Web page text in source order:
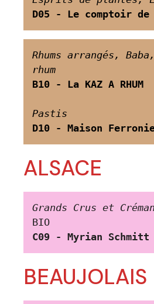
D05 -
Le comptoir
Rhums arrangés,
rhum
B10 -
La KAZ A RHUM
Pastis
D10 - Maison
ALSACE
Grands Crus et
BIO
C09 - Myrian Schmitt
BEAUJOLAIS